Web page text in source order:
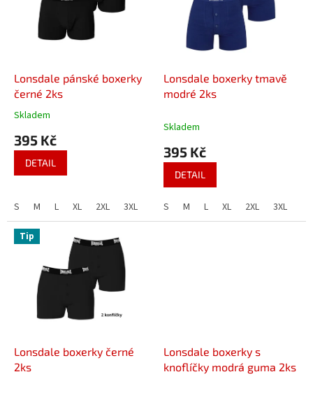
Lonsdale pánské boxerky
černé 2ks
Průměrné
produktu
hvězdiček.
Skladem
395 Kč
DETAIL
S M L XL 2XL 3XL 4XL
Lonsdale boxerky tmavě
modré 2ks
Skladem
395 Kč
DETAIL
S M L XL 2XL 3XL
Tip
Lonsdale boxerky černé
2ks
Lonsdale boxerky s
knoflíčky modrá guma 2ks